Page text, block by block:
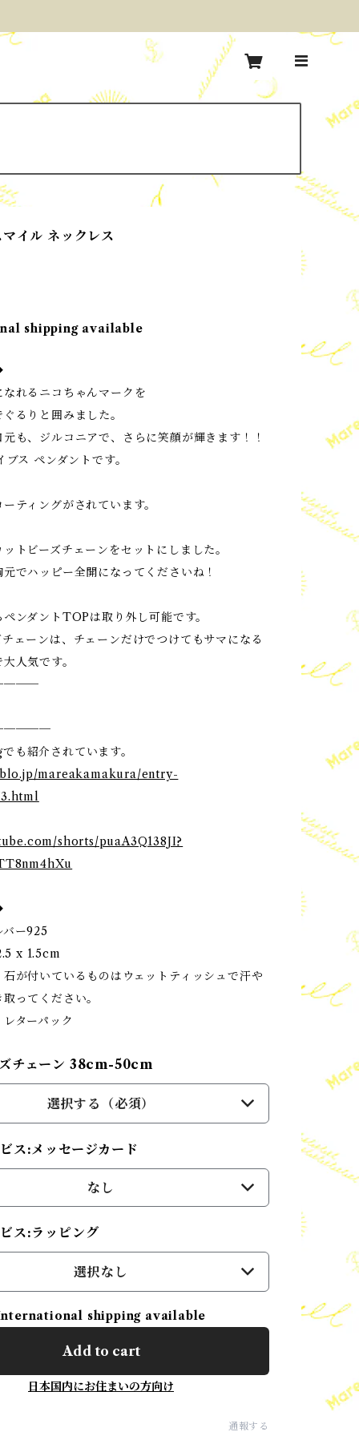
マイル ネックレス
shipping available
れるニコちゃんマークを
るりと囲みました。
も、ジルコニアで、さらに笑顔が輝きます！！
ス ペンダントです。
ティングがされています。
トビーズチェーンをセットにしました。
でハッピー全開になってくださいね！
ンダントTOPは取り外し可能です。
ェーンは、チェーンだけでつけてもサマになる
人気です。
も紹介されています。
mareakamakura/entry-
shorts/puaA3Q138JI?
バー925
x 1.5cm
が付いているものはウェットティッシュで汗や
ってください。
レターパック
チェーン 38cm-50cm
選択する（必須）
ス:メッセージカード
なし
ス:ラッピング
選択なし
shipping available
Add to cart
日本国内にお住まいの方向け
通報する